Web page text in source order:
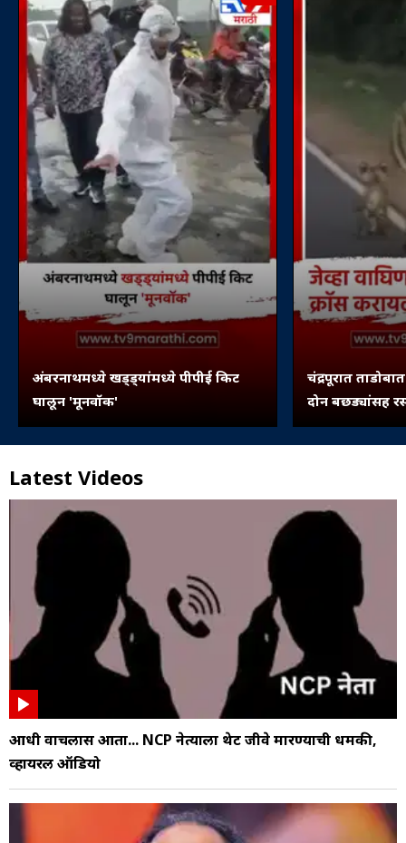
अंबरनाथमध्ये खड्ड्यांमध्ये पीपीई किट
घालून 'मूनवॉक'
चंद्रपूरात
दोन बछड्यांसह
Latest Videos
आधी वाचलास आता... NCP नेत्याला थेट जीवे मारण्याची धमकी,
व्हायरल ऑडियो